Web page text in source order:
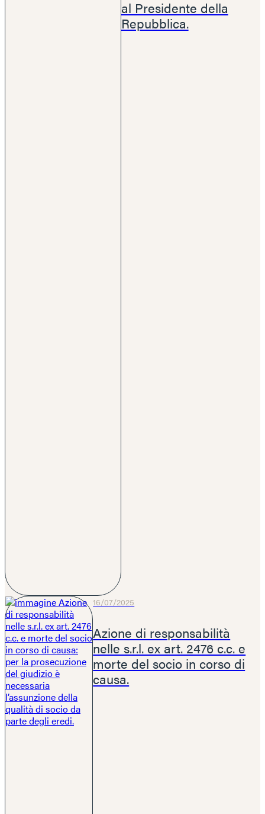
al Presidente della
Repubblica.
16/07/2025
Azione di responsabilità
nelle s.r.l. ex art. 2476 c.c. e
morte del socio in corso di
causa.